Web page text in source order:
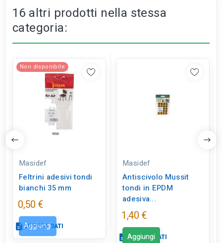
16 altri prodotti nella stessa
categoria:
Non disponibile
Masidef
Feltrini adesivi tondi
bianchi 35 mm
0,50 €
descriptionSCHEDA DATI
Aggiungi
Masidef
Antiscivolo Mussit
tondi in EPDM
adesiva...
1,40 €
descriptionSCHEDA DATI
Aggiungi